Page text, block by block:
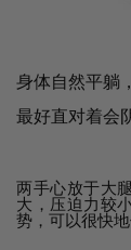
身体自然平躺
最好直对着会
两手心放于大
大，压迫力较
势，可以很快